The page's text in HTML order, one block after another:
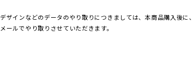
デザインなどのデータのやり取りにつきましては、本商品購入後に、
メールでやり取りさせていただきます。